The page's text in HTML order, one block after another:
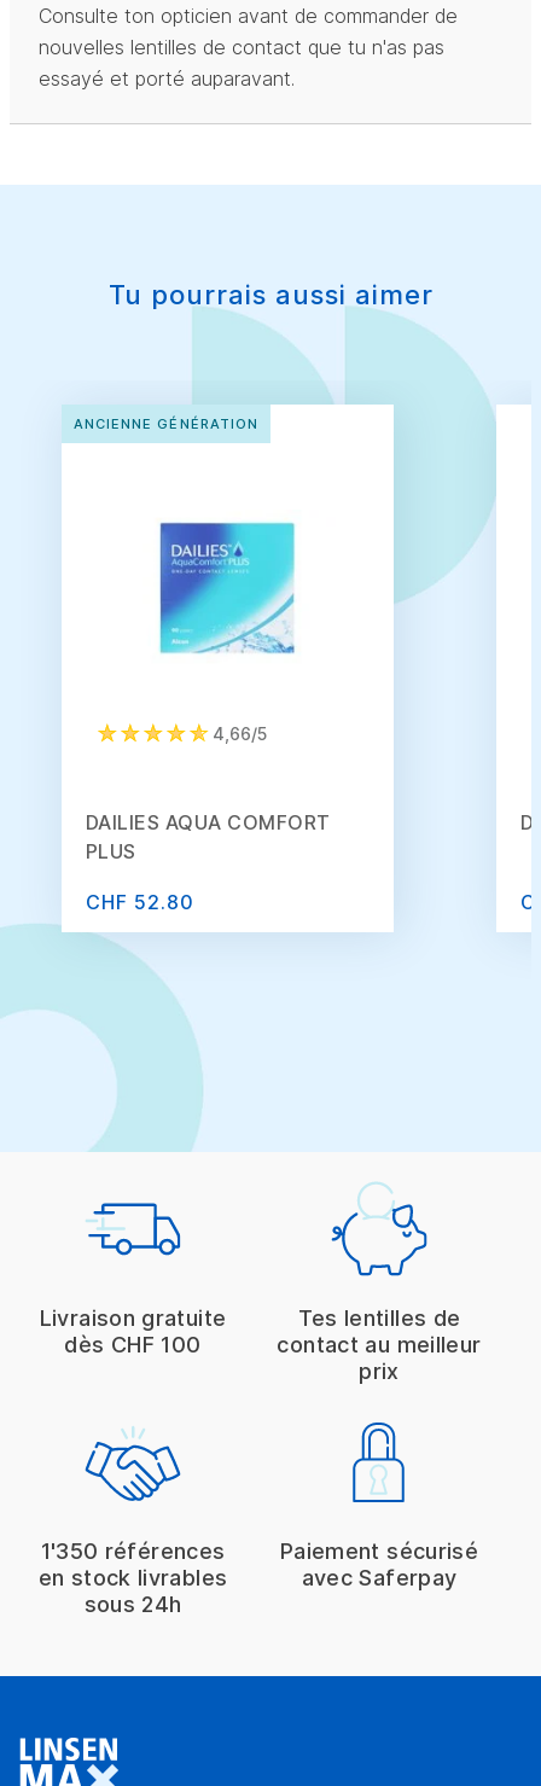
Consulte ton opticien avant de commander de
nouvelles lentilles de contact que tu n'as pas
essayé et porté auparavant.
Tu pourrais aussi aimer
ANCIENNE GÉNÉRATION
4,66/5
DAILIES AQUA COMFORT
PLUS
CHF 52.80
Livraison gratuite
dès CHF 100
Tes lentilles de
contact au meilleur
prix
1'350 références
en stock livrables
sous 24h
Paiement sécurisé
avec Saferpay